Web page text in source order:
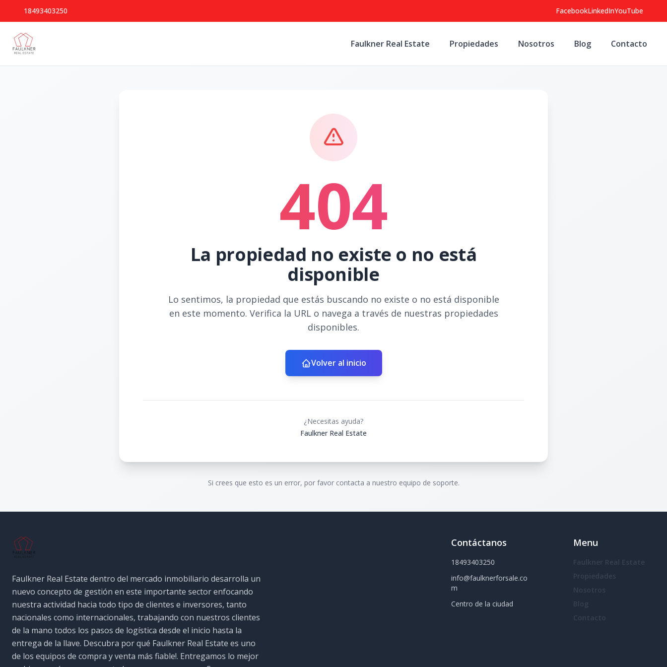
18493403250 FacebookLinkedInYouTube
Faulkner Real Estate Propiedades Nosotros Blog Contacto
404
La propiedad no existe o no está
disponible
Lo sentimos, la propiedad que estás buscando no existe o no está disponible
en este momento. Verifica la URL o navega a través de nuestras propiedades
disponibles.
Volver al inicio
¿Necesitas ayuda?
Faulkner Real Estate
Si crees que esto es un error, por favor contacta a nuestro equipo de soporte.
Faulkner Real Estate dentro del mercado inmobiliario desarrolla un
nuevo concepto de gestión en este importante sector enfocando
nuestra actividad hacia todo tipo de clientes e inversores, tanto
nacionales como internacionales, trabajando con nuestros clientes
de la mano todos los pasos de logística desde el inicio hasta la
entrega de la llave. Descubra por qué Faulkner Real Estate es uno
de los equipos de compra y venta más fiable!. Entregamos lo mejor
Contáctanos
18493403250
info@faulknerforsale.co
m
Centro de la ciudad
Menu
Faulkner Real Estate
Propiedades
Nosotros
Blog
Contacto